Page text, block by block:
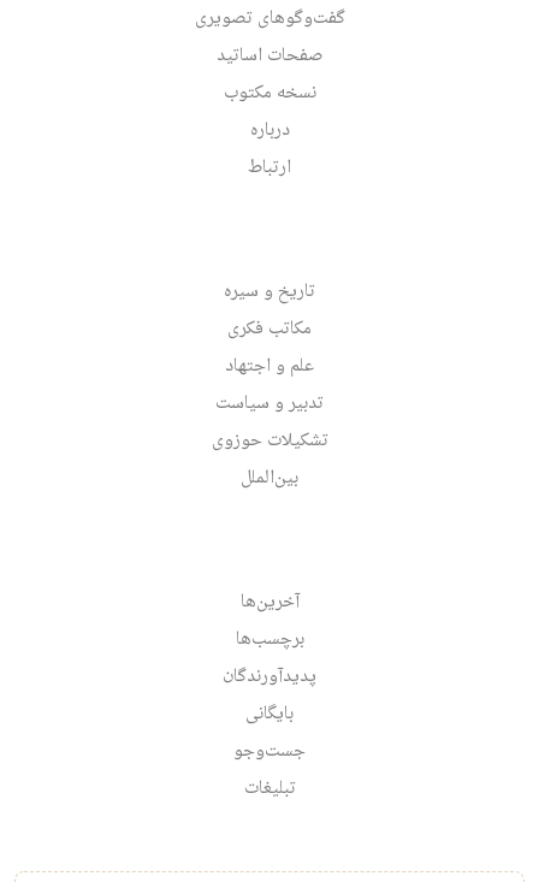
گفت‌وگوهای تصویری
صفحات اساتید
نسخه مکتوب
درباره
ارتباط
تاریخ و سیره
مکاتب فکری
علم و اجتهاد
تدبیر و سیاست
تشکیلات حوزوی
بین‌الملل
آخرین‌ها
برچسب‌ها
پدیدآورندگان
بایگانی
جست‌وجو
تبلیغات